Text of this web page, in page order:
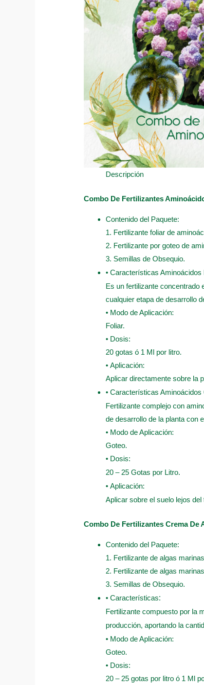
Descripción
Combo De Fertilizantes
Contenido del Paquete:
1. Fertilizante foliar de
2. Fertilizante por goteo de
3. Semillas de Obsequio.
• Características Aminoácidos
Es un fertilizante concentrado
cualquier etapa de desarrollo
• Modo de Aplicación:
Foliar.
• Dosis:
20 gotas ó 1 Ml por litro.
• Aplicación:
Aplicar directamente sobre la
• Características Aminoácidos
Fertilizante complejo con
de desarrollo de la planta con
• Modo de Aplicación:
Goteo.
• Dosis:
20 – 25 Gotas por Litro.
• Aplicación:
Aplicar sobre el suelo lejos
Combo De Fertilizantes Crema De
Contenido del Paquete:
1. Fertilizante de algas
2. Fertilizante de algas
3. Semillas de Obsequio.
• Características:
Fertilizante compuesto por la
producción, aportando la
• Modo de Aplicación:
Goteo.
• Dosis:
20 – 25 gotas por litro ó 1 Ml